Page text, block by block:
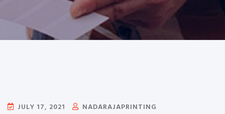
JULY 17, 2021
NADARAJAPRINTING